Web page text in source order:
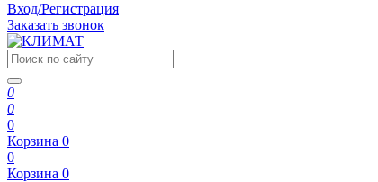
Вход/Регистрация
Заказать звонок
0
0
0
Корзина 0
0
Корзина 0